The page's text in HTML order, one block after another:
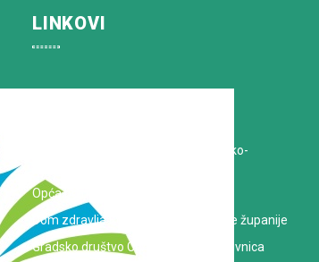
LINKOVI
Zavod za javno zdravstvo Koprivničko-
Opća bolnica dr. Tomislav Bardek
Dom zdravlja Koprivničko-križevačke županije
Gradsko društvo Crvenog križa Koprivnica